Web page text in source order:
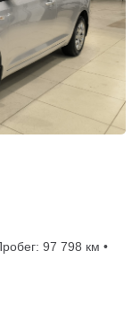
97 798 км •